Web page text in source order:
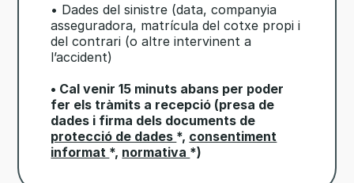
• Dades del sinistre (data, companyia
asseguradora, matrícula del cotxe propi i
del contrari (o altre intervinent a
l’accident)
• Cal venir 15 minuts abans per poder
fer els tràmits a recepció (presa de
dades i firma dels documents de
protecció de dades *, consentiment
informat *, normativa *)